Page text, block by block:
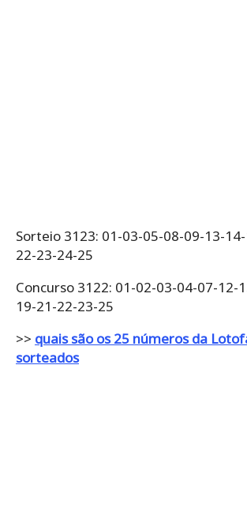
Sorteio 3123: 01-03-05-08-09-13-
22-23-24-25
Concurso 3122: 01-02-03-04-07-12-
19-21-22-23-25
>> quais são os 25 números da
sorteados